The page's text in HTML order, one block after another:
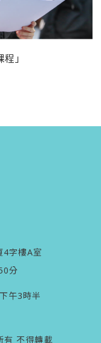
」
字樓A室
分
午3時半
不得轉載